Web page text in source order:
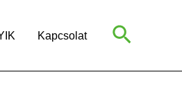
Kapcsolat Search